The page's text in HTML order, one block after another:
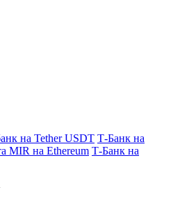
на Tether USDT Т-Банк на
MIR на Ethereum Т-Банк на